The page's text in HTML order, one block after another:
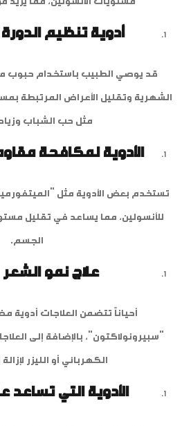
أدوية تنظيم
قد يوصي الطبيب باستخدام حبوب
الشهرية وتقليل الأعراض المرتبطة
مثل حب الشباب
الأدوية لمكافحة
تستخدم بعض الأدوية مثل
للأنسولين، مما يساعد في تقليل
الجسم.
علاج نمو الشعر
أحياناً تتضمن العلاجات أدوية
"سبيرونولاكتون"، بالإضافة إلى
الكهربائي أو الليزر
الأدوية التي تساعد